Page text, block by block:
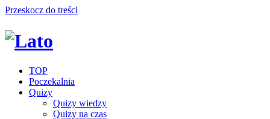
Przeskocz do treści
TOP
Poczekalnia
Quizy
Quizy wiedzy
Quizy na czas